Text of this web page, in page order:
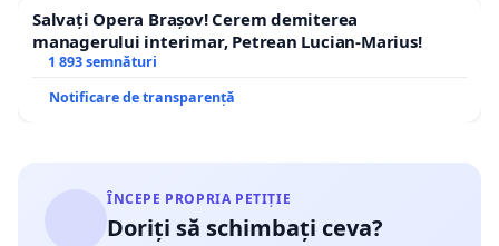
Salvați Opera Brașov! Cerem demiterea
managerului interimar, Petrean Lucian-Marius!
1 893 semnături
Notificare de transparență
ÎNCEPE PROPRIA PETIȚIE
Doriți să schimbați ceva?